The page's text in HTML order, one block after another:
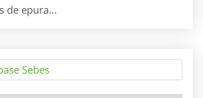
de epura...